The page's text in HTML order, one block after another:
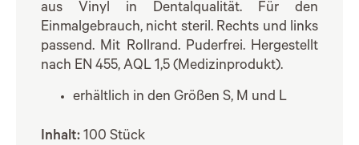
aus Vinyl in Dentalqualität. Für den
Einmalgebrauch, nicht steril. Rechts und links
passend. Mit Rollrand. Puderfrei. Hergestellt
nach EN 455, AQL 1,5 (Medizinprodukt).
erhältlich in den Größen S, M und L
Inhalt: 100 Stück